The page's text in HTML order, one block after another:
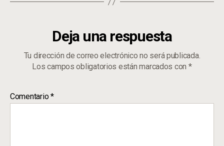
Deja una respuesta
Tu dirección de correo electrónico no será publicada.
Los campos obligatorios están marcados con *
Comentario*